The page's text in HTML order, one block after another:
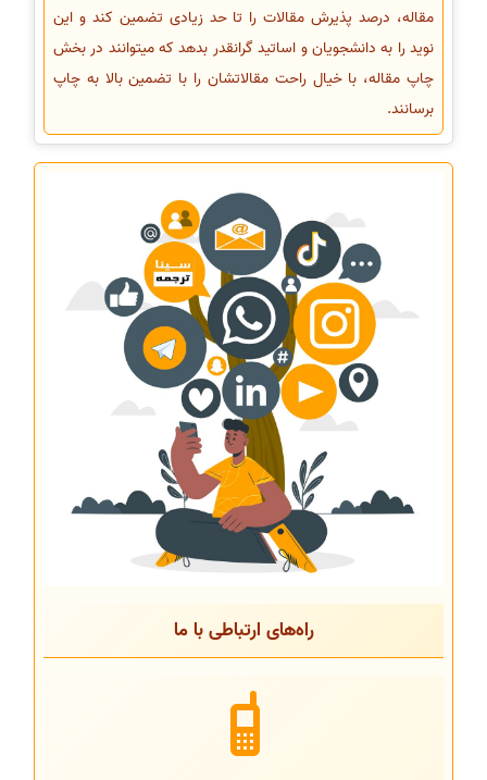
مقاله، درصد پذیرش مقالات را تا حد زیادی تضمین کند و این
نوید را به دانشجویان و اساتید گرانقدر بدهد که میتوانند در بخش
چاپ مقاله، با خیال راحت مقالاتشان را با تضمین بالا به چاپ
برسانند.
راه‌های ارتباطی با ما